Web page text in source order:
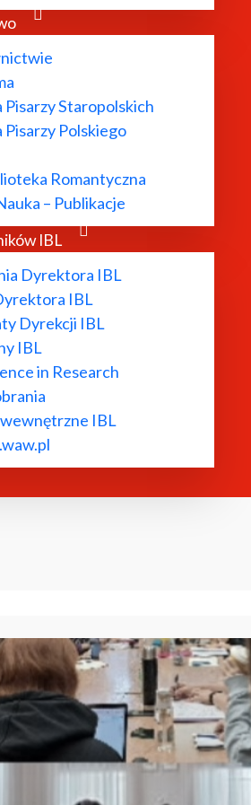
Pisarzy Staropolskich
Polskiego
Romantyczna
– Publikacje
IBL
Dyrektora IBL
IBL
Dyrekcji IBL
IBL
in Research
IBL